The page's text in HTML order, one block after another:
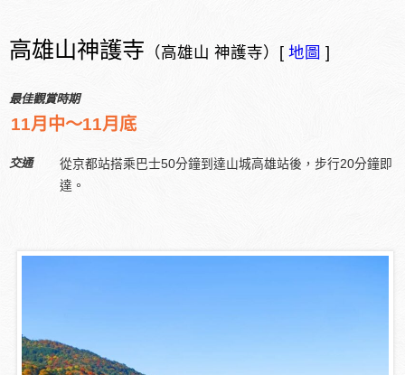
高雄山神護寺 （高雄山 神護寺）[ 地圖 ]
最佳觀賞時期
11月中～11月底
交通
從京都站搭乘巴士50分鐘到達山城高雄站後，步行20分鐘即
達。